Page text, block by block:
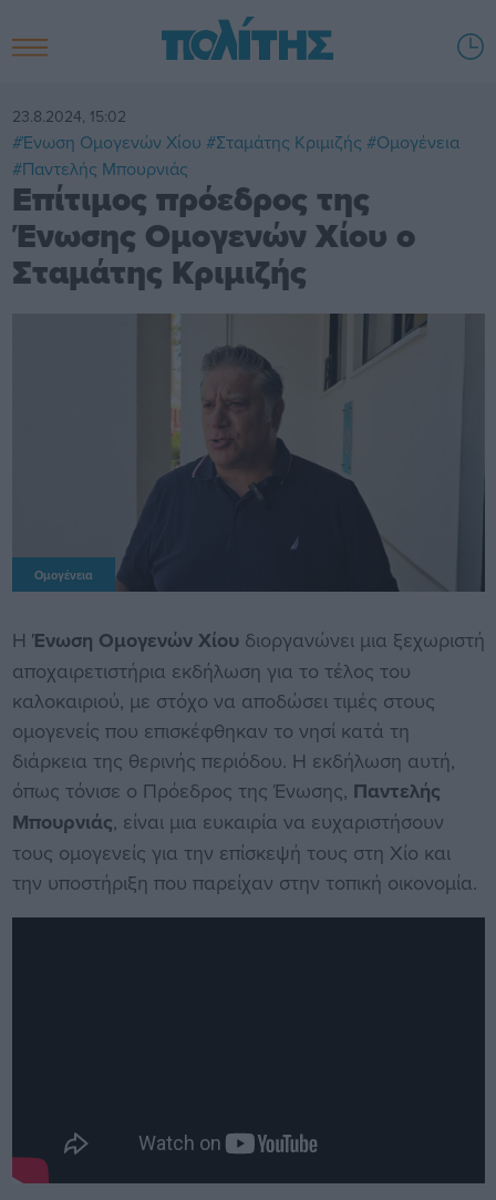
23.8.2024, 15:02
#Ένωση Ομογενών Χίου #Σταμάτης Κριμιζής #Ομογένεια
#Παντελής Μπουρνιάς
Επίτιμος πρόεδρος της
Ένωσης Ομογενών Χίου ο
Σταμάτης Κριμιζής
Ομογένεια
Η Ένωση Ομογενών Χίουδιοργανώνει μια ξεχωριστή
αποχαιρετιστήρια εκδήλωση για το τέλος του
καλοκαιριού, με στόχο να αποδώσει τιμές στους
ομογενείς που επισκέφθηκαν το νησί κατά τη
διάρκεια της θερινής περιόδου. Η εκδήλωση αυτή,
όπως τόνισε ο Πρόεδρος της Ένωσης, Παντελής
Μπουρνιάς, είναι μια ευκαιρία να ευχαριστήσουν
τους ομογενείς για την επίσκεψή τους στη Χίο και
την υποστήριξη που παρείχαν στην τοπική οικονομία.